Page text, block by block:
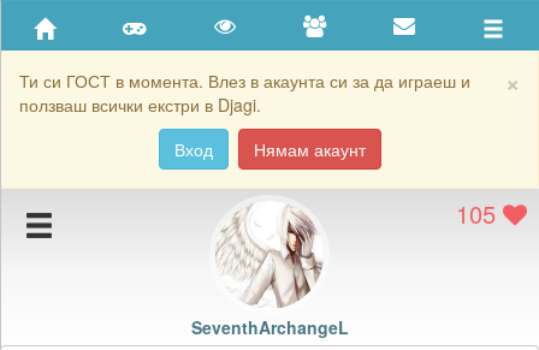
×
Ти си ГОСТ в момента. Влез в акаунта си за да играеш и
ползваш всички екстри в Djagi.
Вход
Нямам акаунт
Приятели
Хронология на игри
Подаръците на SeventhArchangeL
Картичките на SeventhArchangeL
Блокирай SeventhArchangeL
105
SeventhArchangeL